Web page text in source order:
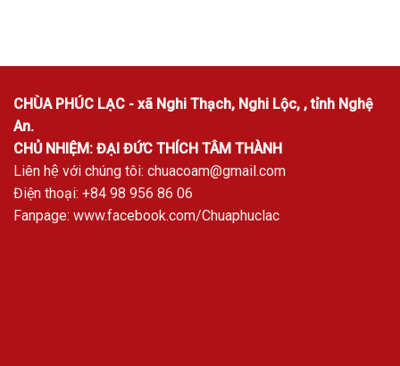
CHÙA PHÚC LẠC - xã Nghi Thạch, Nghi Lộc, , tỉnh Nghệ
An.
CHỦ NHIỆM: ĐẠI ĐỨC THÍCH TÂM THÀNH
Liên hệ với chúng tôi: chuacoam@gmail.com
Điện thoại: +84 98 956 86 06
Fanpage: www.facebook.com/Chuaphuclac